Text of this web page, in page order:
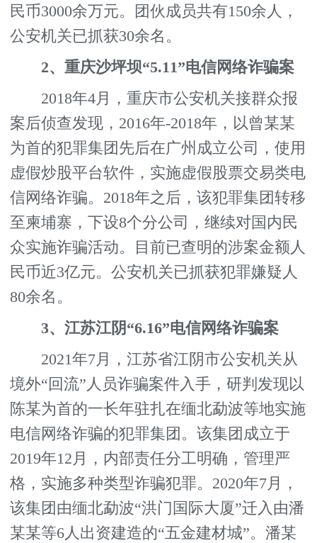
民币3000余万元。团伙成员共有150余人，
公安机关已抓获30余名。
2、重庆沙坪坝“5.11”电信网络诈骗案
2018年4月，重庆市公安机关接群众报
案后侦查发现，2016年-2018年，以曾某某
为首的犯罪集团先后在广州成立公司，使用
虚假炒股平台软件，实施虚假股票交易类电
信网络诈骗。2018年之后，该犯罪集团转移
至柬埔寨，下设8个分公司，继续对国内民
众实施诈骗活动。目前已查明的涉案金额人
民币近3亿元。公安机关已抓获犯罪嫌疑人
80余名。
3、江苏江阴“6.16”电信网络诈骗案
2021年7月，江苏省江阴市公安机关从
境外“回流”人员诈骗案件入手，研判发现以
陈某为首的一长年驻扎在缅北勐波等地实施
电信网络诈骗的犯罪集团。该集团成立于
2019年12月，内部责任分工明确，管理严
格，实施多种类型诈骗犯罪。2020年7月，
该集团由缅北勐波“洪门国际大厦”迁入由潘
某某等6人出资建造的“五金建材城”。潘某